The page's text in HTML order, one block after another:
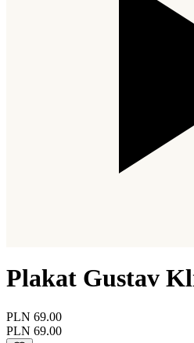
Plakat Gustav
PLN 69.00
PLN 69.00